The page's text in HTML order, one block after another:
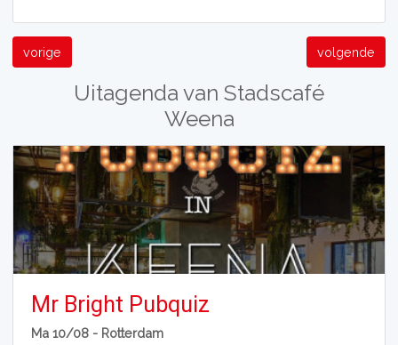
vorige volgende
Uitagenda van Stadscafé
Weena
Mr Bright Pubquiz
Ma 10/08 - Rotterdam